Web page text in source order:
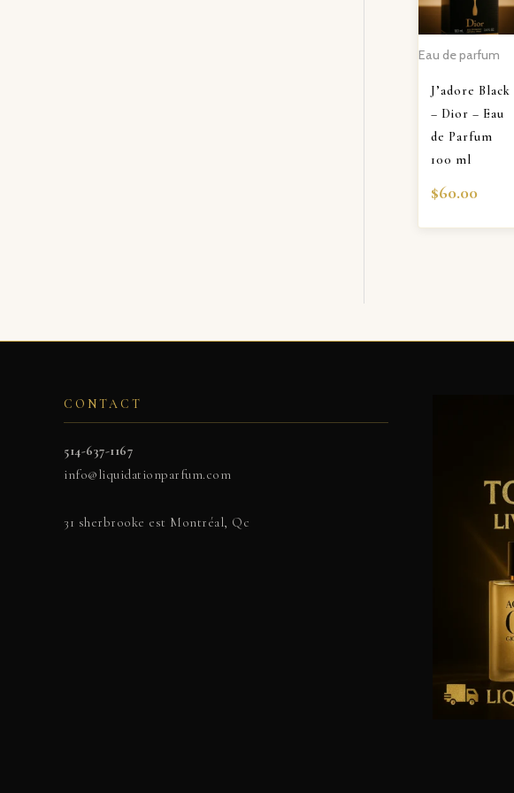
Eau de parfum
J’adore Black
– Dior – Eau
de Parfum
100 ml
$60.00
CONTACT
514-637-1167
info@liquidationparfum.com
31 sherbrooke est Montréal, Qc